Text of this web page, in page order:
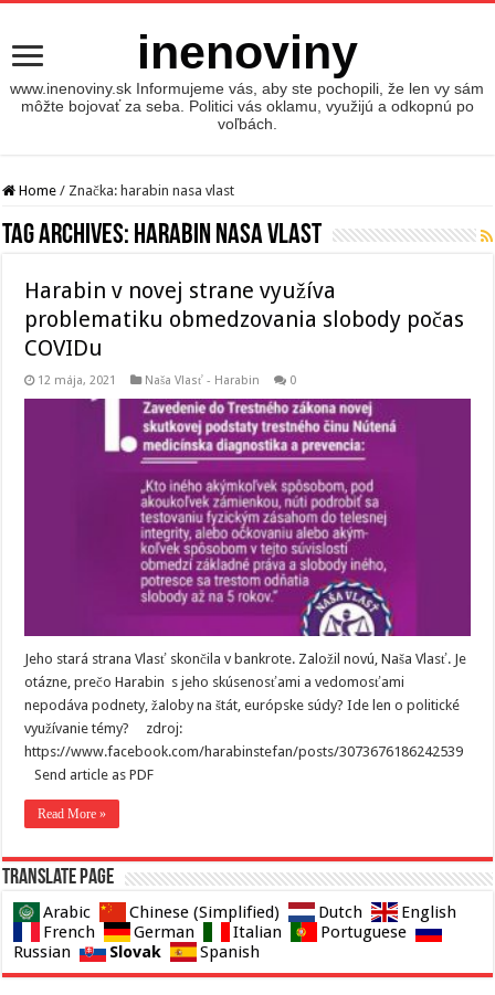
inenoviny
www.inenoviny.sk Informujeme vás, aby ste pochopili, že len vy sám
môžte bojovať za seba. Politici vás oklamu, využijú a odkopnú po
voľbách.
Home / Značka: harabin nasa vlast
Tag Archives: harabin nasa vlast
Harabin v novej strane využíva
problematiku obmedzovania slobody počas
COVIDu
12 mája, 2021 Naša Vlasť - Harabin 0
Jeho stará strana Vlasť skončila v bankrote. Založil novú, Naša Vlasť. Je
otázne, prečo Harabin s jeho skúsenosťami a vedomosťami
nepodáva podnety, žaloby na štát, európske súdy? Ide len o politické
využívanie témy? zdroj:
https://www.facebook.com/harabinstefan/posts/3073676186242539
Send article as PDF
Read More »
Translate page
Arabic Chinese (Simplified) Dutch
English
French
German Italian
Portuguese
Russian
Slovak Spanish